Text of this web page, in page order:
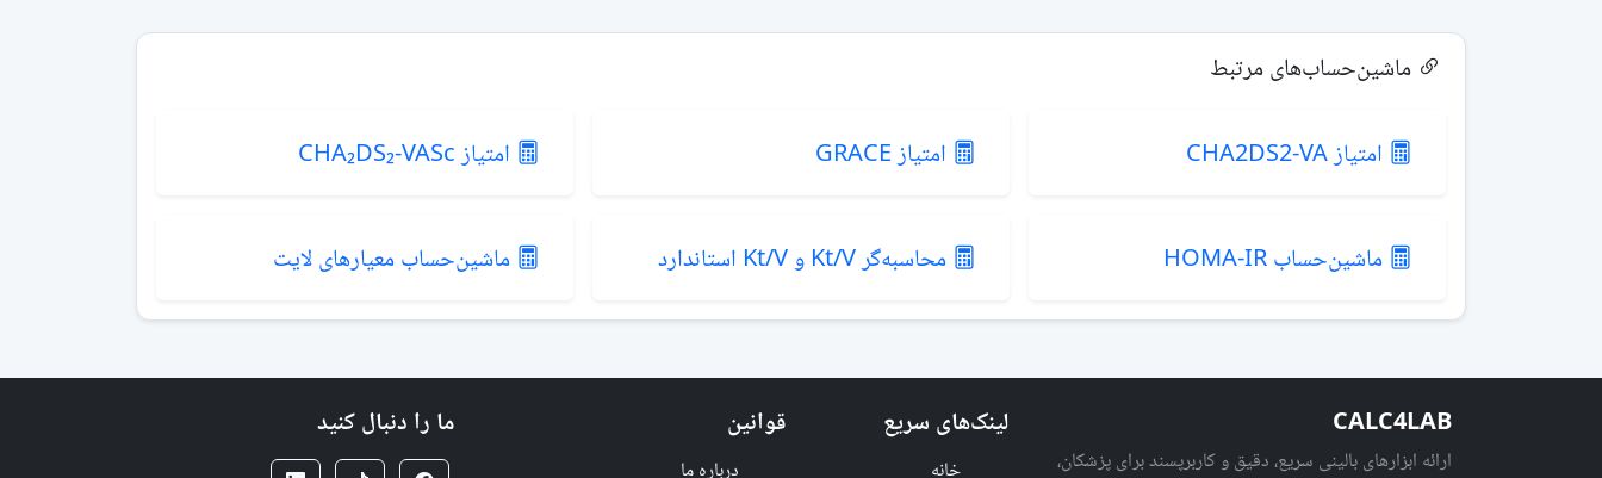
ماشین‌حساب‌های مرتبط
امتیاز CHA2DS2-VA امتیاز GRACE امتیاز CHA₂DS₂-VASc
ماشین‌حساب HOMA-IR محاسبه‌گر Kt/V و Kt/V استاندارد ماشین‌حساب معیارهای لایت
CALC4LAB
ارائه ابزارهای بالینی سریع، دقیق و کاربرپسند برای پزشکان،
لینک‌های سریع
خانه
قوانین
درباره ما
ما را دنبال کنید